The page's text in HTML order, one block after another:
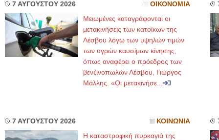
7 ΑΥΓΟΥΣΤΟΥ 2026 ΟΙΚΟΝΟΜΙΑ
Μειωμένες καταγράφονται οι
μετακινήσεις των κατοίκων της
Λέσβου λόγω των υψηλών τιμών
των υγρών καυσίμων κίνησης,
όπως αναφέρει ο πρόεδρος των
βενζινοπωλών Λέσβου, Γιώργος
Μάλλης. «Οι μετακινήσε...
7 ΑΥΓΟΥΣΤΟΥ 2026 ΚΟΙΝΩΝΙΑ
Η καταστροφική πυρκαγιά της